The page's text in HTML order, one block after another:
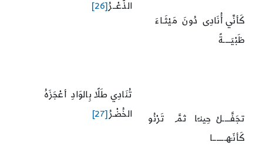
كَأنِّي أُنَادِى دُونَ مَيْثَـاءَ
ظَبْيَــــةً
الذُّعْــرُ [26]
تجَفَّــــلُ حِينـًا ثمَّ تَرْنُو
كَأنّـَهـــــــا
تُنَادِي طَلًا بِالوَادِ أعْجَزَهُ
الخُضْـرُ [27]